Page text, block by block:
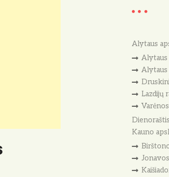
Alytaus
Alytaus
Alytaus
Lazdijų
Dienoraštis
Kauno